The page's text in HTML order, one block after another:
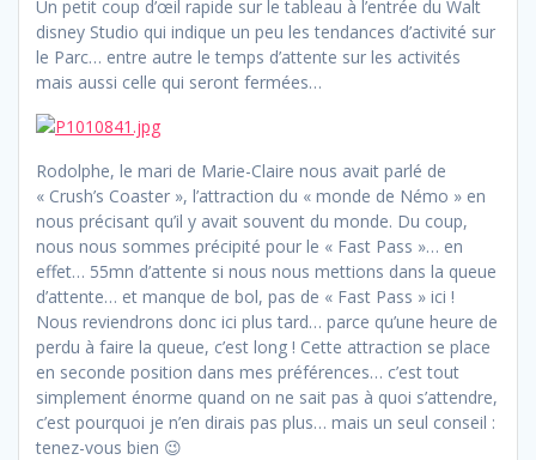
Un petit coup d’œil rapide sur le tableau à l’entrée du Walt
disney Studio qui indique un peu les tendances d’activité sur
le Parc… entre autre le temps d’attente sur les activités
mais aussi celle qui seront fermées…
Rodolphe, le mari de Marie-Claire nous avait parlé de
« Crush’s Coaster », l’attraction du « monde de Némo » en
nous précisant qu’il y avait souvent du monde. Du coup,
nous nous sommes précipité pour le « Fast Pass »… en
effet… 55mn d’attente si nous nous mettions dans la queue
d’attente… et manque de bol, pas de « Fast Pass » ici !
Nous reviendrons donc ici plus tard… parce qu’une heure de
perdu à faire la queue, c’est long ! Cette attraction se place
en seconde position dans mes préférences… c’est tout
simplement énorme quand on ne sait pas à quoi s’attendre,
c’est pourquoi je n’en dirais pas plus… mais un seul conseil :
tenez-vous bien 😉